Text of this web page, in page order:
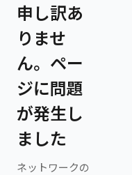
申し訳あ
りませ
ん。ペー
ジに問題
が発生し
ました
ネットワークの